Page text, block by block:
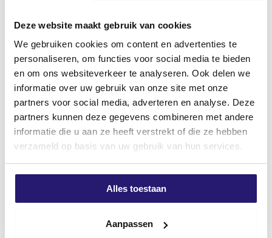
Deze website maakt gebruik van cookies
We gebruiken cookies om content en advertenties te
personaliseren, om functies voor social media te bieden
en om ons websiteverkeer te analyseren. Ook delen we
informatie over uw gebruik van onze site met onze
partners voor social media, adverteren en analyse. Deze
partners kunnen deze gegevens combineren met andere
informatie die u aan ze heeft verstrekt of die ze hebben
verzameld op basis van uw gebruik van hun services.
Alles toestaan
Aanpassen
excl. BTW:€4,00
Niet op voorraad
excl. BTW:€
Op voorraad
Meest verkocht
5,0 x 50 200stuks